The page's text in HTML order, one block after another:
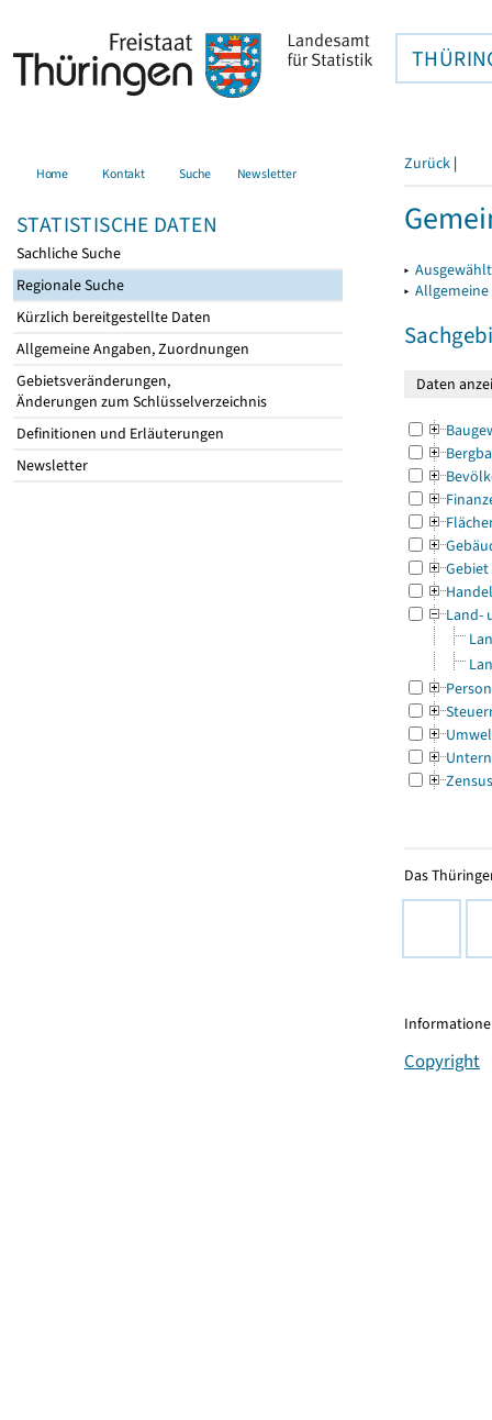
Home Kontakt Suche Newsletter
STATISTISCHE DATEN
Sachliche Suche
Regionale Suche
Kürzlich bereitgestellte Daten
Allgemeine Angaben, Zuordnungen
Gebietsveränderungen,
Änderungen zum Schlüsselverzeichnis
Definitionen und Erläuterungen
Newsletter
Zurück |
▸
▸
Gebiet
Land-
Zensus
Das
Copyright